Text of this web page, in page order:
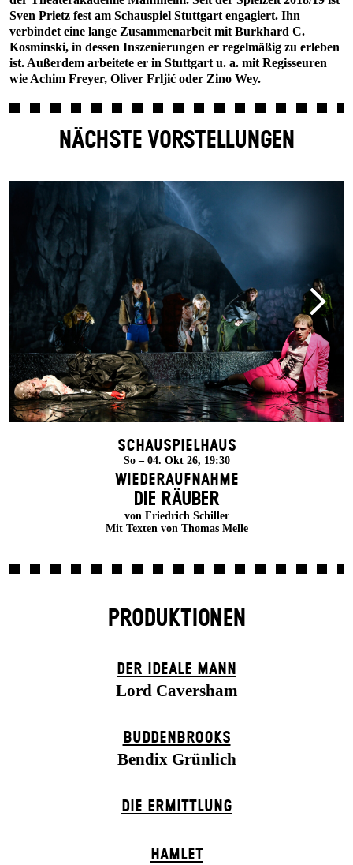
Sven Prietz fest am Schauspiel Stuttgart engagiert. Ihn
verbindet eine lange Zusammenarbeit mit Burkhard C.
Kosminski, in dessen Inszenierungen er regelmäßig zu erleben
ist. Außerdem arbeitete er in Stuttgart u. a. mit Regisseuren
wie Achim Freyer, Oliver Frljić oder Zino Wey.
NÄCHSTE VORSTELLUNGEN
Schauspielhaus
So – 04. Okt 26, 19:30
Wiederaufnahme
DIE RÄUBER
von Friedrich Schiller
Mit Texten von Thomas Melle
PRODUKTIONEN
DER IDEALE MANN
Lord Caversham
BUDDENBROOKS
Bendix Grünlich
DIE ERMITTLUNG
HAMLET